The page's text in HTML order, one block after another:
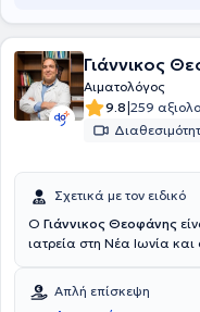
Γιάννικος
Αιματολόγος
9.8|259
Σχετικά με τον ειδικό
Ο Γιάννικος Θεοφάνης
ιατρεία στη Νέα Ιωνία
καθώς και της
Επιπροσθέτως, είναι
Απλή επίσκεψη